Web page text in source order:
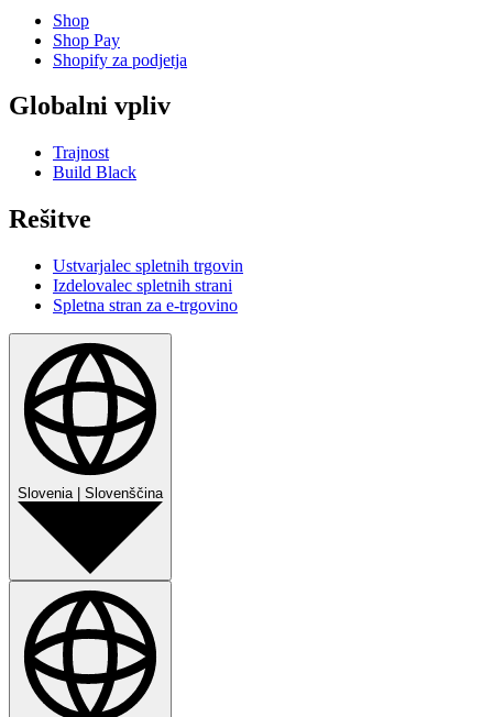
Shop
Shop Pay
Shopify za podjetja
Globalni vpliv
Trajnost
Build Black
Rešitve
Ustvarjalec spletnih trgovin
Izdelovalec spletnih strani
Spletna stran za e-trgovino
Slovenia| Slovenščina